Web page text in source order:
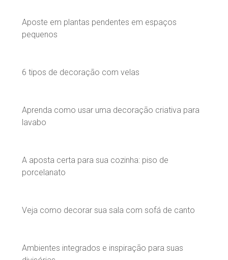
Aposte em plantas pendentes em espaços
pequenos
6 tipos de decoração com velas
Aprenda como usar uma decoração criativa para
lavabo
A aposta certa para sua cozinha: piso de
porcelanato
Veja como decorar sua sala com sofá de canto
Ambientes integrados e inspiração para suas